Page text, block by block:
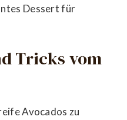
Dessert für
Tricks vom
Avocados zu